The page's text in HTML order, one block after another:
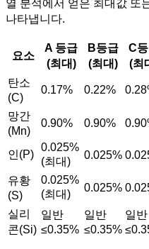
열 분석에서 얻은 최대값 또
나타냅니다.
요소
A 등급
(최대)
B등급
(최대)
C
(최
탄소
(C)
0.17% 0.22%
망간
(Mn)
0.90% 0.90%
인(P)
0.025%
(최대)
0.025%
유황
(S)
0.025%
(최대)
0.025%
실리
콘(Si)
일반
≤0.35%
일반
≤0.35%
일반